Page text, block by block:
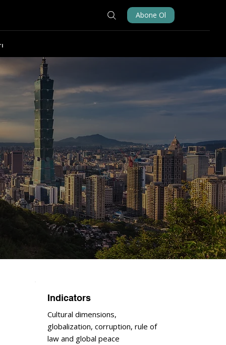
Abone Ol
Indicators
Cultural dimensions,
globalization, corruption, rule of
law and global peace